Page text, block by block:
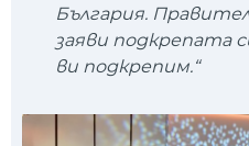
България.
заяви подкрепата
ви подкрепим.“